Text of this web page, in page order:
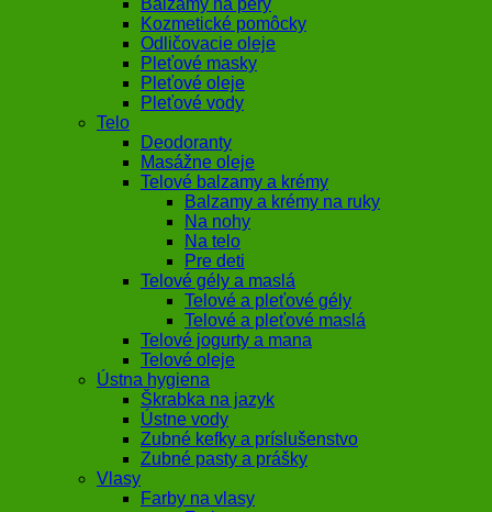
Balzamy na pery
Kozmetické pomôcky
Odličovacie oleje
Pleťové masky
Pleťové oleje
Pleťové vody
Telo
Deodoranty
Masážne oleje
Telové balzamy a krémy
Balzamy a krémy na ruky
Na nohy
Na telo
Pre deti
Telové gély a maslá
Telové a pleťové gély
Telové a pleťové maslá
Telové jogurty a mana
Telové oleje
Ústna hygiena
Škrabka na jazyk
Ústne vody
Zubné kefky a príslušenstvo
Zubné pasty a prášky
Vlasy
Farby na vlasy